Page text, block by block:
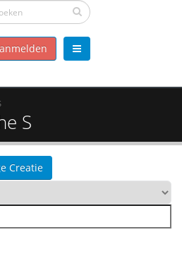
S
Creatie